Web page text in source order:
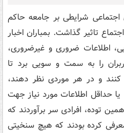
شرایطی بر جامعه حاکم
تاثیر گذاشت. بمباران اخبار
اطلاعات ضروری و غیرضروری،
را به سمت و سویی برد تا
و در هر موردی نظر دهند،
حداقل اطلاعات مورد نیاز جهت
توده، افرادی سر برآوردند که
کرده بودند که هیچ سنخیتی